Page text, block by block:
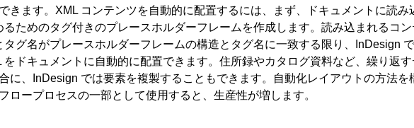
きます。XML コンテンツを自動的に配置するには、まず、ドキュメントに読み
るためのタグ付きのプレースホルダーフレームを作成します。読み込まれるコ
タグ名がプレースホルダーフレームの構造とタグ名に一致する限り、InDesign
をドキュメントに自動的に配置できます。住所録やカタログ資料など、繰り返
に、InDesign では要素を複製することもできます。自動化レイアウトの方法を
ロープロセスの一部として使用すると、生産性が増します。